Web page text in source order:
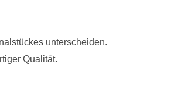
unterscheiden.
Qualität.